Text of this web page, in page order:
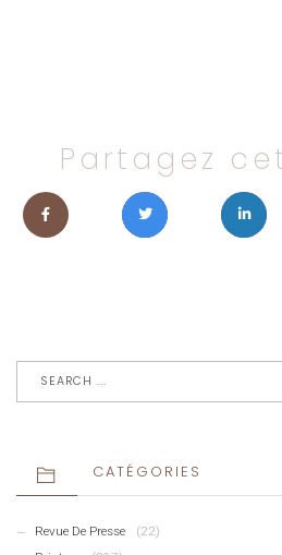
Partagez
CATÉGORIES
Revue De Presse
(22)